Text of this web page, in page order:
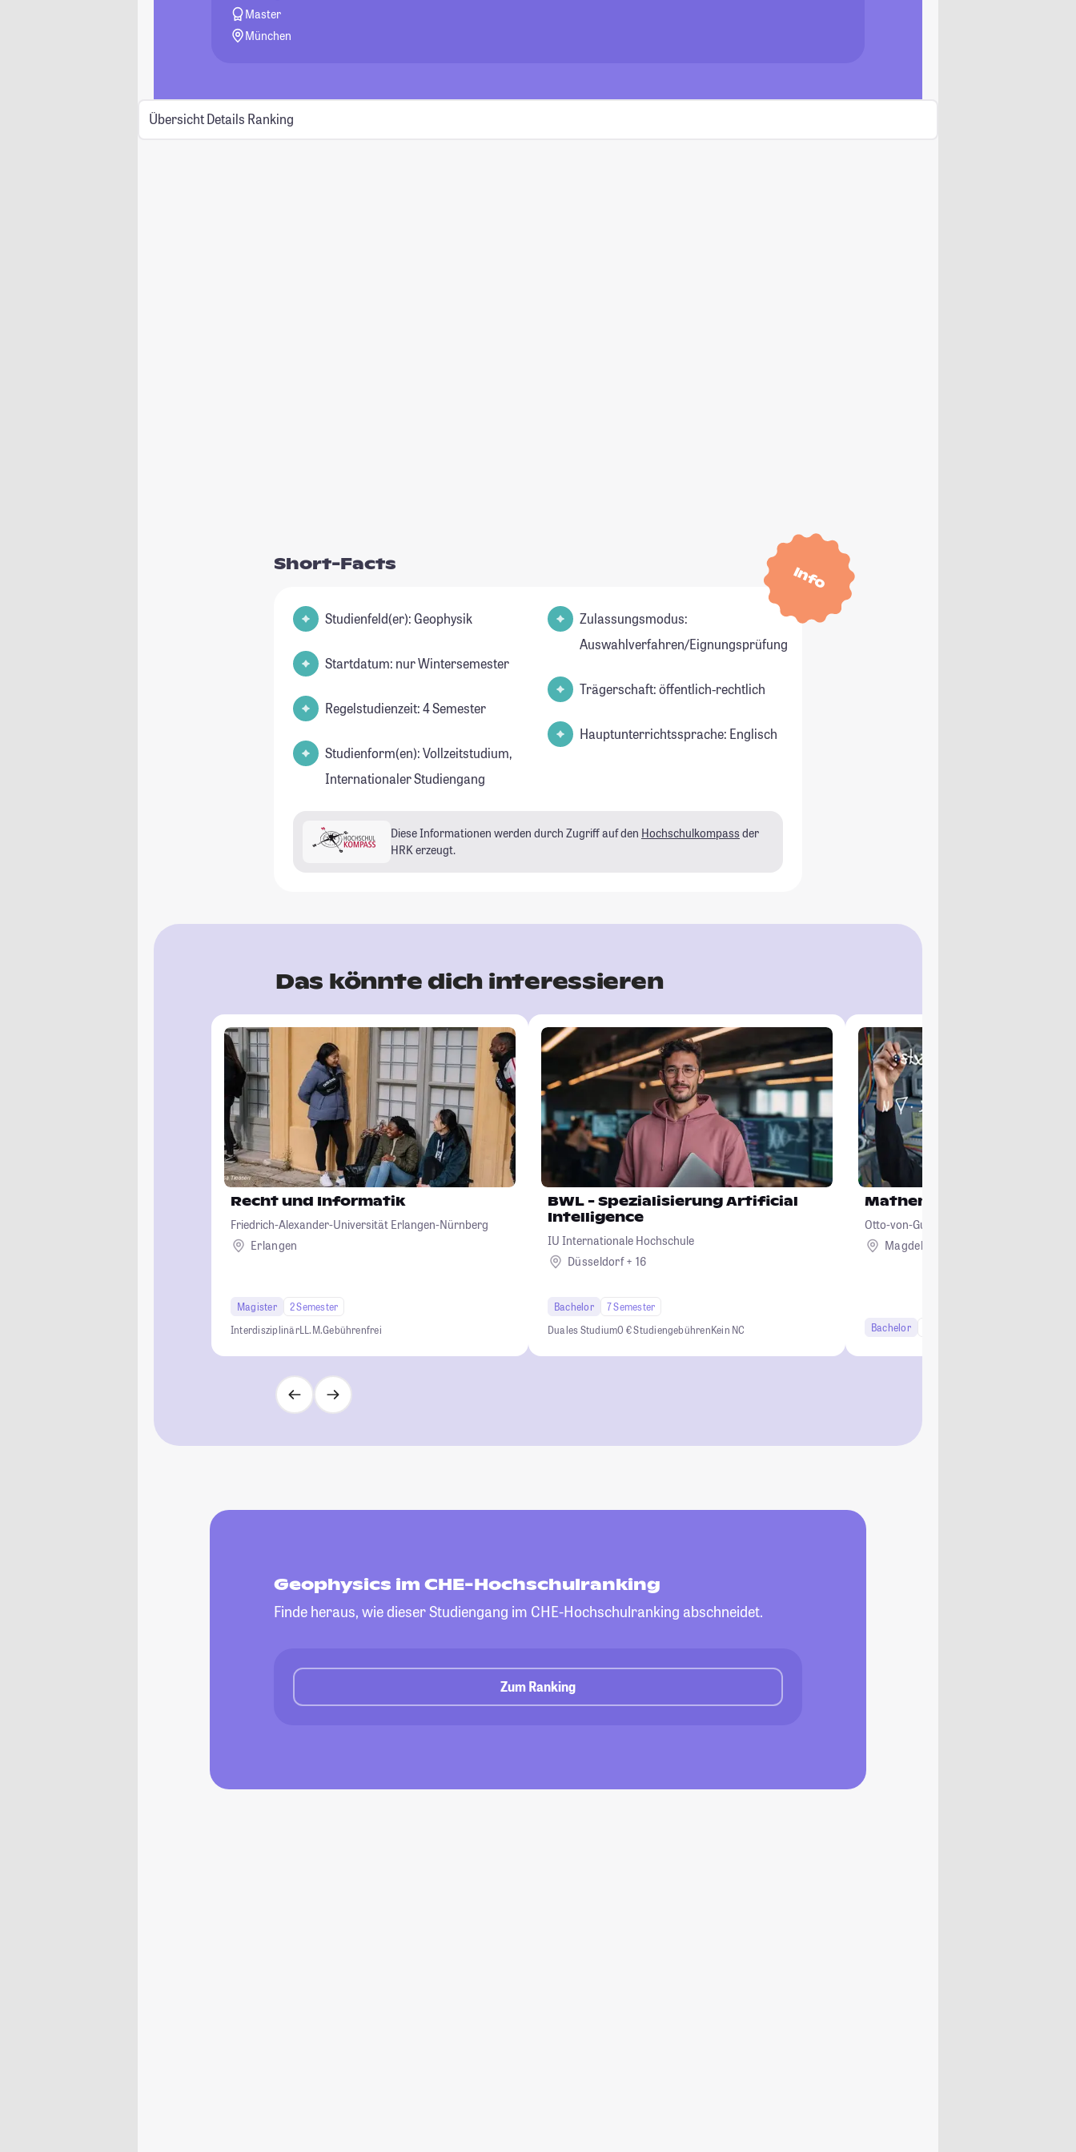
Master
München
Übersicht Details Ranking
Info
Short-Facts
Studienfeld(er): Geophysik
Startdatum: nur Wintersemester
Regelstudienzeit: 4 Semester
Studienform(en): Vollzeitstudium,
Internationaler Studiengang
Zulassungsmodus:
Auswahlverfahren/Eignungsprüfung
Trägerschaft: öffentlich-rechtlich
Hauptunterrichtssprache: Englisch
Diese Informationen werden durch Zugriff auf den Hochschulkompass der
HRK erzeugt.
Das könnte dich interessieren
Recht und Informatik
Friedrich-Alexander-Universität Erlangen-Nürnberg
Erlangen
Magister
2 Semester
InterdisziplinärLL.M.Gebührenfrei
BWL - Spezialisierung Artificial
Intelligence
IU Internationale Hochschule
Düsseldorf + 16
Bachelor
7 Semester
Duales Studium0 € StudiengebührenKein NC
Mathematikingenieur/ in
Otto-von-Guericke-Universität Magdeburg
Magdeburg
Bachelor
Geophysics im CHE-Hochschulranking
Finde heraus, wie dieser Studiengang im CHE-Hochschulranking abschneidet.
Zum Ranking